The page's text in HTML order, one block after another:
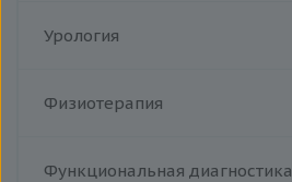
Урология
Физиотерапия
Функциональная диагностика